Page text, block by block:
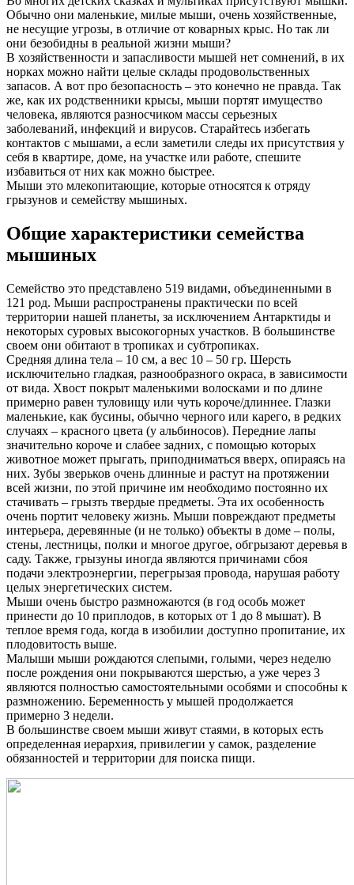
Обычно они маленькие, милые мыши, очень хозяйственные,
не несущие угрозы, в отличие от коварных крыс. Но так ли
они безобидны в реальной жизни мыши?
В хозяйственности и запасливости мышей нет сомнений, в их
норках можно найти целые склады продовольственных
запасов. А вот про безопасность – это конечно не правда. Так
же, как их родственники крысы, мыши портят имущество
человека, являются разносчиком массы серьезных
заболеваний, инфекций и вирусов. Старайтесь избегать
контактов с мышами, а если заметили следы их присутствия у
себя в квартире, доме, на участке или работе, спешите
избавиться от них как можно быстрее.
Мыши это млекопитающие, которые относятся к отряду
грызунов и семейству мышиных.
Общие характеристики семейства
мышиных
Семейство это представлено 519 видами, объединенными в
121 род. Мыши распространены практически по всей
территории нашей планеты, за исключением Антарктиды и
некоторых суровых высокогорных участков. В большинстве
своем они обитают в тропиках и субтропиках.
Средняя длина тела – 10 см, а вес 10 – 50 гр. Шерсть
исключительно гладкая, разнообразного окраса, в зависимости
от вида. Хвост покрыт маленькими волосками и по длине
примерно равен туловищу или чуть короче/длиннее. Глазки
маленькие, как бусины, обычно черного или карего, в редких
случаях – красного цвета (у альбиносов). Передние лапы
значительно короче и слабее задних, с помощью которых
животное может прыгать, приподниматься вверх, опираясь на
них. Зубы зверьков очень длинные и растут на протяжении
всей жизни, по этой причине им необходимо постоянно их
стачивать – грызть твердые предметы. Эта их особенность
очень портит человеку жизнь. Мыши повреждают предметы
интерьера, деревянные (и не только) объекты в доме – полы,
стены, лестницы, полки и многое другое, обгрызают деревья в
саду. Также, грызуны иногда являются причинами сбоя
подачи электроэнергии, перегрызая провода, нарушая работу
целых энергетических систем.
Мыши очень быстро размножаются (в год особь может
принести до 10 приплодов, в которых от 1 до 8 мышат). В
теплое время года, когда в изобилии доступно пропитание, их
плодовитость выше.
Малыши мыши рождаются слепыми, голыми, через неделю
после рождения они покрываются шерстью, а уже через 3
являются полностью самостоятельными особями и способны к
размножению. Беременность у мышей продолжается
примерно 3 недели.
В большинстве своем мыши живут стаями, в которых есть
определенная иерархия, привилегии у самок, разделение
обязанностей и территории для поиска пищи.